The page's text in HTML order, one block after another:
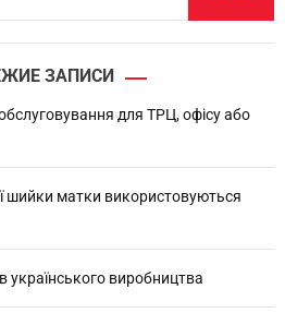
ЗАПИСИ
для ТРЦ, офісу або
шийки матки використовуються
українського виробництва